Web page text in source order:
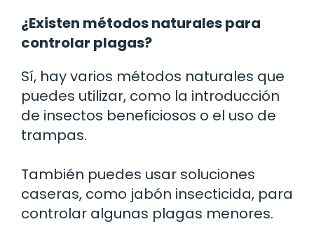
¿Existen métodos naturales para
controlar plagas?
Sí, hay varios métodos naturales que
puedes utilizar, como la introducción
de insectos beneficiosos o el uso de
trampas.
También puedes usar soluciones
caseras, como jabón insecticida, para
controlar algunas plagas menores.